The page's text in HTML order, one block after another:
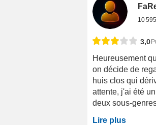
10
3,0
Heureusement
on décide de
huis clos qui
attente, j'ai été
deux sous-
Lire plus